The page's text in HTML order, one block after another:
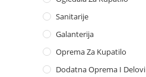
Sanitarije
Galanterija
Oprema Za Kupatilo
Dodatna Oprema I Delovi